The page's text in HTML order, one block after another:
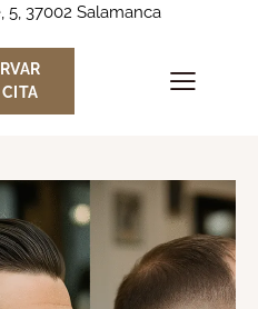
5, 37002 Salamanca